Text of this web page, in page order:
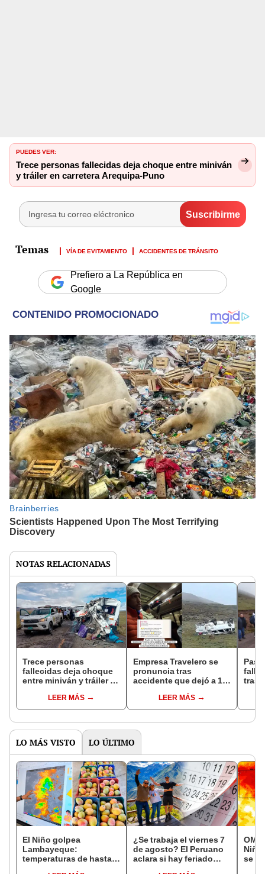
PUEDES VER:
Trece personas fallecidas deja choque entre miniván
y tráiler en carretera Arequipa-Puno
VÍA DE EVITAMIENTO ACCIDENTES DE TRÁNSITO
Prefiero a La República en
Google
NOTAS RELACIONADAS
Trece personas
fallecidas deja choque
entre miniván y tráiler en
LEER MÁS
Empresa Travelero se
pronuncia tras
accidente que dejó a 10
Huarochirí: ''Ya era
demasiado tarde''
LEER MÁS
tras
LO MÁS VISTO LO ÚLTIMO
El Niño golpea
Lambayeque:
temperaturas de hasta
¿Se trabaja el viernes 7
de agosto? El Peruano
aclara si hay feriado
Niño
se